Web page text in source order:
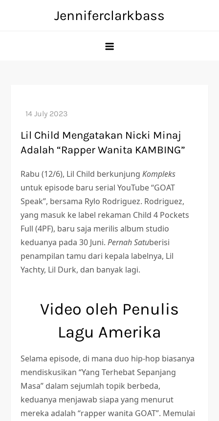
Jenniferclarkbass
Lil Child Mengatakan Nicki Minaj
Adalah “Rapper Wanita KAMBING”
Rabu (12/6), Lil Child berkunjungKompleks
untuk episode baru serial YouTube “GOAT
Speak”, bersama Rylo Rodriguez. Rodriguez,
yang masuk ke label rekaman Child 4 Pockets
Full (4PF), baru saja merilis album studio
keduanya pada 30 Juni.Pernah Satuberisi
penampilan tamu dari kepala labelnya, Lil
Yachty, Lil Durk, dan banyak lagi.
Video oleh Penulis
Lagu Amerika
Selama episode, di mana duo hip-hop biasanya
mendiskusikan “Yang Terhebat Sepanjang
Masa” dalam sejumlah topik berbeda,
keduanya menjawab siapa yang menurut
mereka adalah “rapper wanita GOAT”. Memulai